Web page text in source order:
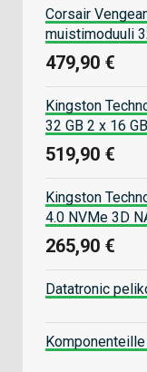
Corsair
muistimoduuli
479,90 €
Kingston
32 GB 2 x 16
519,90 €
Kingston
4.0 NVMe 3D
265,90 €
Datatronic